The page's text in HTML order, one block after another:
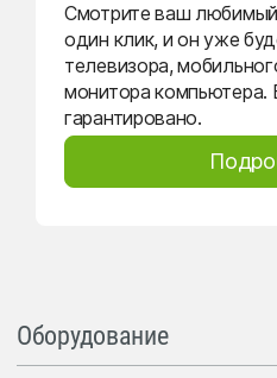
Смотрите ваш любимый
один клик, и он уже
телевизора,
монитора компьютера.
гарантировано.
Оборудование